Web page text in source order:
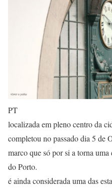
PT
localizada em pleno centro da
completou no passado dia 5 de
marco que só por si a torna
do Porto.
é ainda considerada uma das